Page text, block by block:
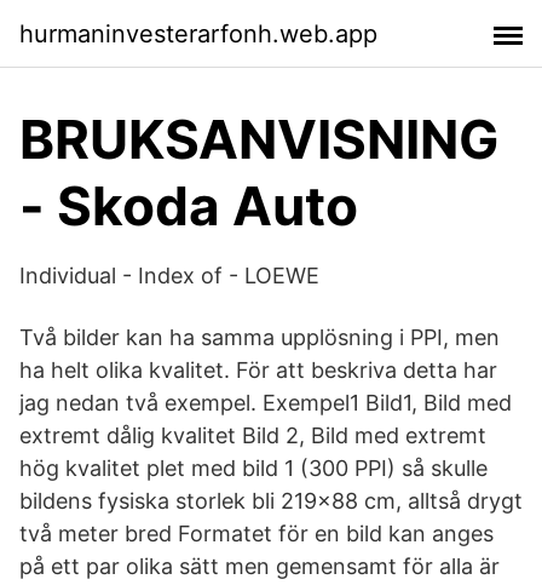
hurmaninvesterarfonh.web.app
BRUKSANVISNING
- Skoda Auto
Individual - Index of - LOEWE
Två bilder kan ha samma upplösning i PPI, men
ha helt olika kvalitet. För att beskriva detta har
jag nedan två exempel. Exempel1 Bild1, Bild med
extremt dålig kvalitet Bild 2, Bild med extremt
hög kvalitet plet med bild 1 (300 PPI) så skulle
bildens fysiska storlek bli 219x88 cm, alltså drygt
två meter bred Formatet för en bild kan anges
på ett par olika sätt men gemensamt för alla är